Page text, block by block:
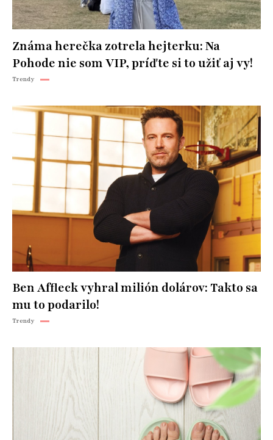
Známa herečka zotrela hejterku: Na
Pohode nie som VIP, príďte si to užiť aj vy!
Trendy
Ben Affleck vyhral milión dolárov: Takto sa
mu to podarilo!
Trendy